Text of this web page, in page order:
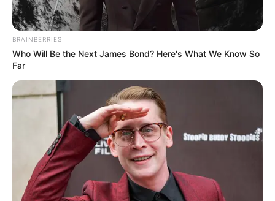
BRAINBERRIES
Who Will Be the Next James Bond? Here's What We Know So
Far